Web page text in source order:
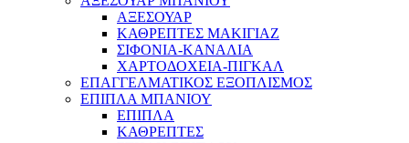
ΑΞΕΣΟΥΑΡ
ΚΑΘΡΕΠΤΕΣ ΜΑΚΙΓΙΑΖ
ΣΙΦΟΝΙΑ-ΚΑΝΑΛΙΑ
ΧΑΡΤΟΔΟΧΕΙΑ-ΠΙΓΚΑΛ
ΕΠΑΓΓΕΛΜΑΤΙΚΟΣ ΕΞΟΠΛΙΣΜΟΣ
ΕΠΙΠΛΑ ΜΠΑΝΙΟΥ
ΕΠΙΠΛΑ
ΚΑΘΡΕΠΤΕΣ